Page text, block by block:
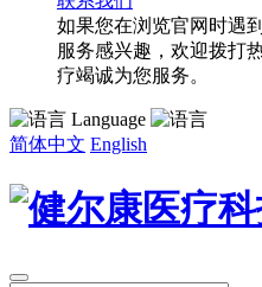
如果您在浏览官网时遇
服务感兴趣，欢迎拨打
疗竭诚为您服务。
Language
简体中文 English